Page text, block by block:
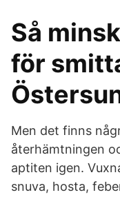
Så
för
Men det finns
återhämtningen
aptiten igen.
snuva, hosta,